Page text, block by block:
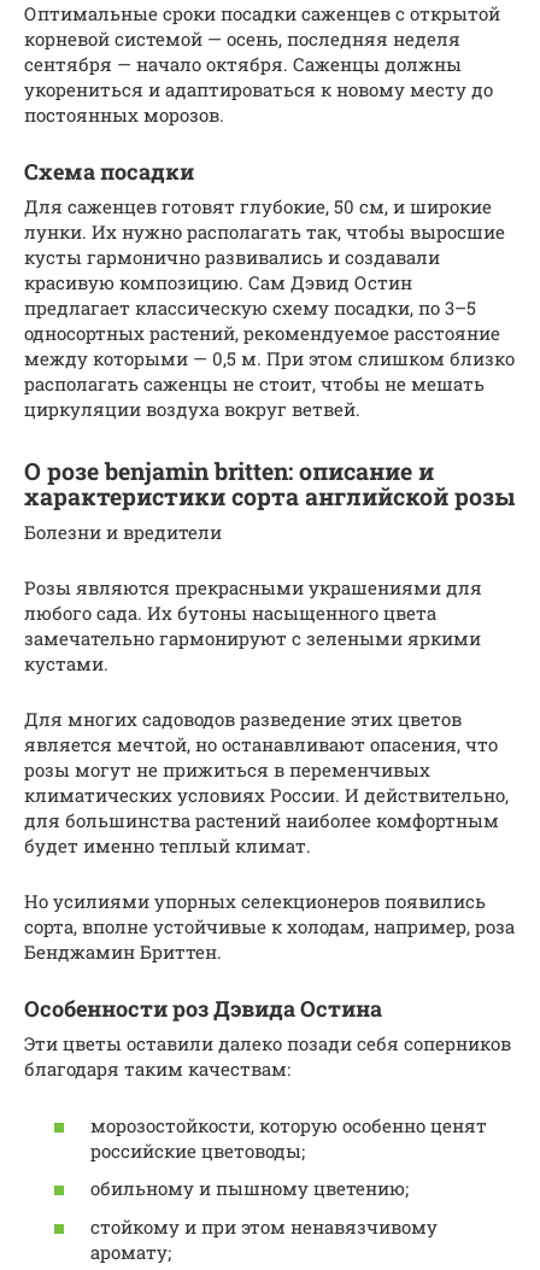
Оптимальные сроки посадки саженцев с открытой
корневой системой — осень, последняя неделя
сентября — начало октября. Саженцы должны
укорениться и адаптироваться к новому месту до
постоянных морозов.
Схема посадки
Для саженцев готовят глубокие, 50 см, и широкие
лунки. Их нужно располагать так, чтобы выросшие
кусты гармонично развивались и создавали
красивую композицию. Сам Дэвид Остин
предлагает классическую схему посадки, по 3–5
односортных растений, рекомендуемое расстояние
между которыми — 0,5 м. При этом слишком близко
располагать саженцы не стоит, чтобы не мешать
циркуляции воздуха вокруг ветвей.
О розе benjamin britten: описание и
характеристики сорта английской розы
Болезни и вредители
Розы являются прекрасными украшениями для
любого сада. Их бутоны насыщенного цвета
замечательно гармонируют с зелеными яркими
кустами.
Для многих садоводов разведение этих цветов
является мечтой, но останавливают опасения, что
розы могут не прижиться в переменчивых
климатических условиях России. И действительно,
для большинства растений наиболее комфортным
будет именно теплый климат.
Но усилиями упорных селекционеров появились
сорта, вполне устойчивые к холодам, например, роза
Бенджамин Бриттен.
Особенности роз Дэвида Остина
Эти цветы оставили далеко позади себя соперников
благодаря таким качествам:
морозостойкости, которую особенно ценят
российские цветоводы;
обильному и пышному цветению;
стойкому и при этом ненавязчивому
аромату;